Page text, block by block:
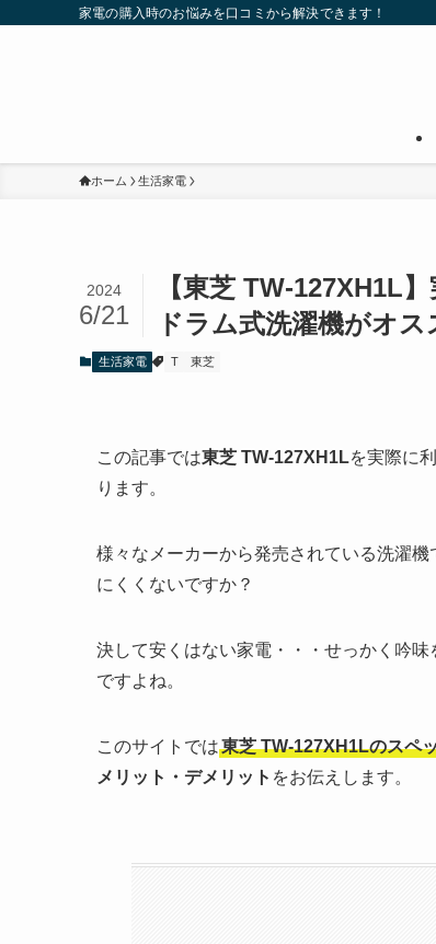
家電の購入時のお悩みを口コミから解決できます！
ホーム 生活家電
【東芝 TW-127XH1L
ドラム式洗濯機がオス
2024
6/21
生活家電 T 東芝
この記事では東芝 TW-127XH1Lを実際に
ります。
様々なメーカーから発売されている洗濯
にくくないですか？
決して安くはない家電・・・せっかく吟味
ですよね。
このサイトでは東芝TW-127XH1Lのスペ
メリット・デメリット をお伝えします。